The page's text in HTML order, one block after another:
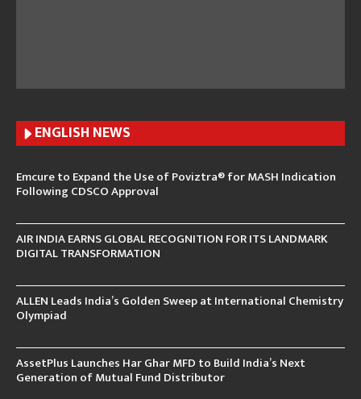
ENGLISH NEWS
Emcure to Expand the Use of Poviztra® for MASH Indication
Following CDSCO Approval
AIR INDIA EARNS GLOBAL RECOGNITION FOR ITS LANDMARK
DIGITAL TRANSFORMATION
ALLEN Leads India’s Golden Sweep at International Chemistry
Olympiad
AssetPlus Launches Har Ghar MFD to Build India’s Next
Generation of Mutual Fund Distributor